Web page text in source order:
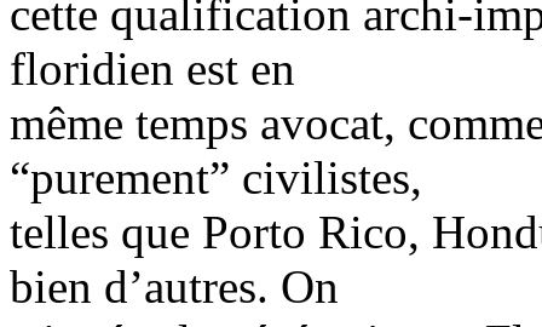
cette qualification archi-
floridien est en
même temps avocat,
“purement” civilistes,
telles que Porto Rico,
bien d’autres. On